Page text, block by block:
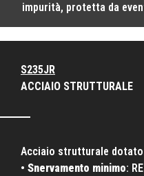
impurità, protetta da
S235JR
ACCIAIO STRUTTURALE
Acciaio strutturale dotato
• Snervamento minimo: